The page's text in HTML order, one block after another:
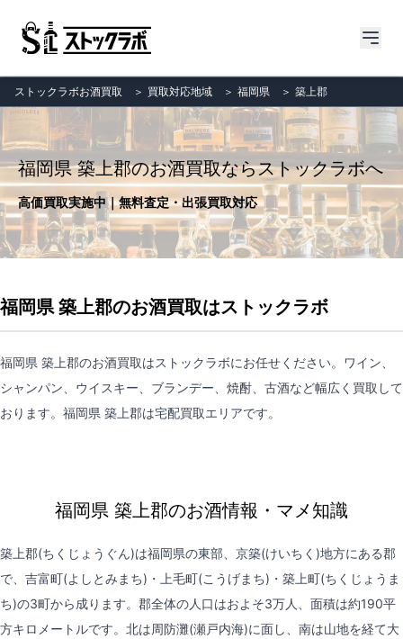
ストックラボお酒買取 ＞ 買取対応地域 ＞ 福岡県 ＞ 築上郡
福岡県 築上郡のお酒買取ならストックラボへ
高価買取実施中｜無料査定・出張買取対応
福岡県 築上郡のお酒買取はストックラボ
福岡県 築上郡のお酒買取はストックラボにお任せください。ワイン、
シャンパン、ウイスキー、ブランデー、焼酎、古酒など幅広く買取して
おります。福岡県 築上郡は宅配買取エリアです。
福岡県 築上郡のお酒情報・マメ知識
築上郡(ちくじょうぐん)は福岡県の東部、京築(けいちく)地方にある郡
で、吉富町(よしとみまち)・上毛町(こうげまち)・築上町(ちくじょうま
ち)の3町から成ります。郡全体の人口はおよそ3万人、面積は約190平
方キロメートルです。北は周防灘(瀬戸内海)に面し、南は山地を経て大